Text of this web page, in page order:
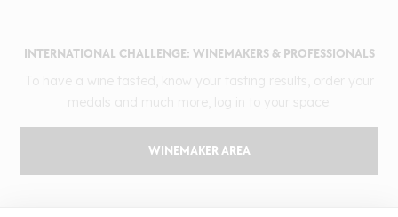
INTERNATIONAL CHALLENGE: WINEMAKERS & PROFESSIONALS
WINEMAKER AREA